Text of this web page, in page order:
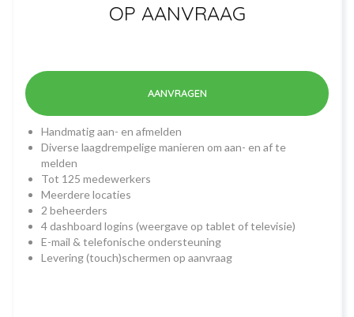
OP AANVRAAG
AANVRAGEN
Handmatig aan- en afmelden
Diverse laagdrempelige manieren om aan- en af te
melden
Tot 125 medewerkers
Meerdere locaties
2 beheerders
4 dashboard logins (weergave op tablet of televisie)
E-mail & telefonische ondersteuning
Levering (touch)schermen op aanvraag